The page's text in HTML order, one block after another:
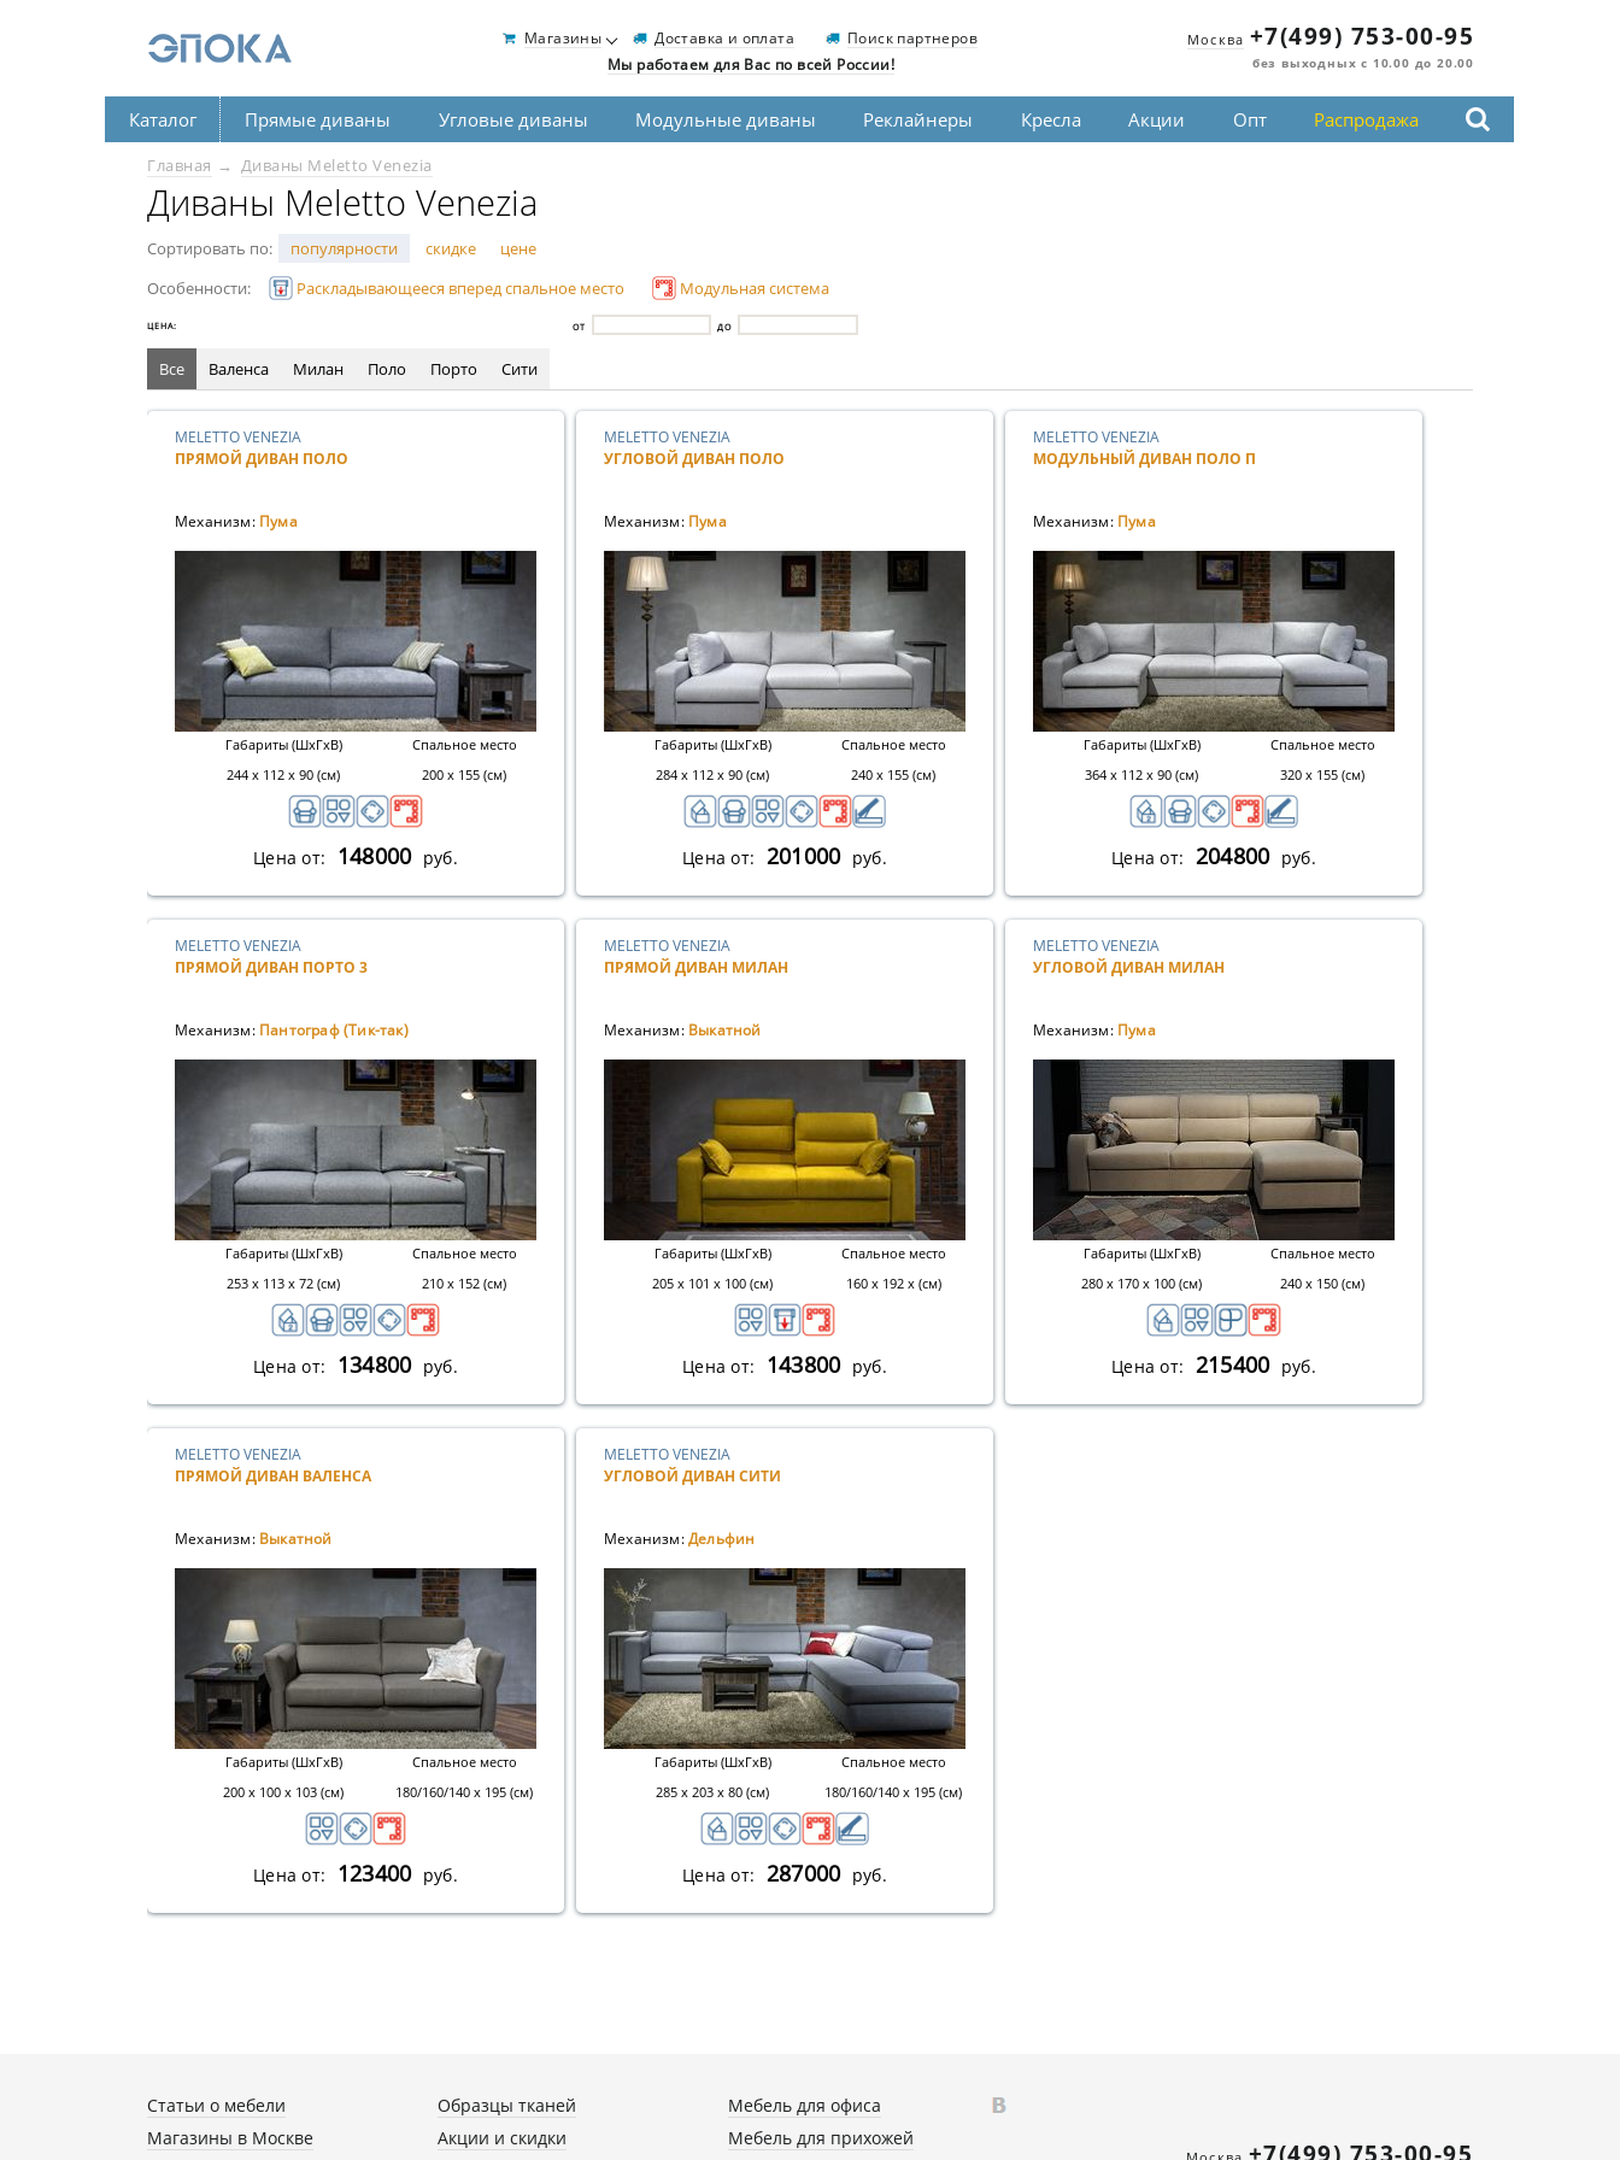
Москва +7(499) 753-00-95
без выходных с 10.00 до 20.00
Магазины Доставка и оплата
Поиск партнеров
Мы работаем для Вас по всей России!
Каталог Прямые диваны Угловые диваны Модульные диваны Реклайнеры Кресла Акции Опт Распродажа
Главная Диваны Meletto Venezia
Диваны Meletto Venezia
Сортировать по: популярности скидке
цене
Особенности:
Раскладывающееся вперед спальное место Модульная система
ЦЕНА: ОТ ДО
Все Валенса Милан Поло Порто Сити
MELETTO VENEZIA
ПРЯМОЙ ДИВАН ПОЛО
Механизм: Пума
Габариты (ШхГхВ)
244 х 112 х 90 (см)
Спальное место
200 х 155 (см)
Цена от: 148000 руб.
MELETTO VENEZIA
УГЛОВОЙ ДИВАН ПОЛО
Механизм: Пума
Габариты (ШхГхВ)
284 х 112 х 90 (см)
Спальное место
240 х 155 (см)
Цена от: 201000 руб.
MELETTO VENEZIA
МОДУЛЬНЫЙ ДИВАН ПОЛО П
Механизм: Пума
Габариты (ШхГхВ)
364 х 112 х 90 (см)
Спальное место
320 х 155 (см)
Цена от: 204800 руб.
MELETTO VENEZIA
ПРЯМОЙ ДИВАН ПОРТО 3
Механизм: Пантограф (Тик-так)
Габариты (ШхГхВ)
253 х 113 х 72 (см)
Спальное место
210 х 152 (см)
Цена от: 134800 руб.
MELETTO VENEZIA
ПРЯМОЙ ДИВАН МИЛАН
Механизм: Выкатной
Габариты (ШхГхВ)
205 х 101 х 100 (см)
Спальное место
160 х 192 х (см)
Цена от: 143800 руб.
MELETTO VENEZIA
УГЛОВОЙ ДИВАН МИЛАН
Механизм: Пума
Габариты (ШхГхВ)
280 х 170 х 100 (см)
Спальное место
240 х 150 (см)
Цена от: 215400 руб.
MELETTO VENEZIA
ПРЯМОЙ ДИВАН ВАЛЕНСА
Механизм: Выкатной
Габариты (ШхГхВ)
200 х 100 х 103 (см)
Спальное место
180/160/140 х 195 (см)
Цена от: 123400 руб.
MELETTO VENEZIA
УГЛОВОЙ ДИВАН СИТИ
Механизм:Дельфин
Габариты (ШхГхВ)
285 х 203 х 80 (см)
Спальное место
180/160/140 х 195 (см)
Цена от: 287000 руб.
Статьи о мебели
Магазины в Москве
Образцы тканей
Акции и скидки
Мебель для офиса
Мебель для прихожей
Москва +7(499) 753-00-95